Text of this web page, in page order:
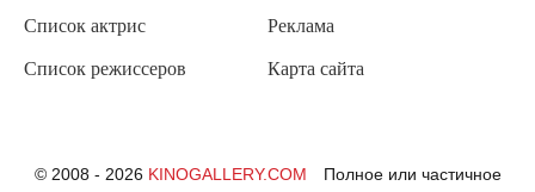
Список актрис
Список режиссеров
Реклама
Карта сайта
© 2008 - 2026 KINOGALLERY.COM
Полное или частичное